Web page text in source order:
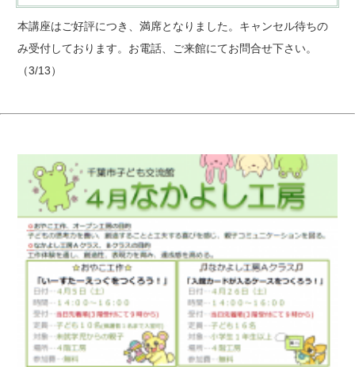
本講座はご好評につき、満席となりました。キャンセル待ちの
み受付しております。お電話、ご来館にてお問合せ下さい。
（3/13）